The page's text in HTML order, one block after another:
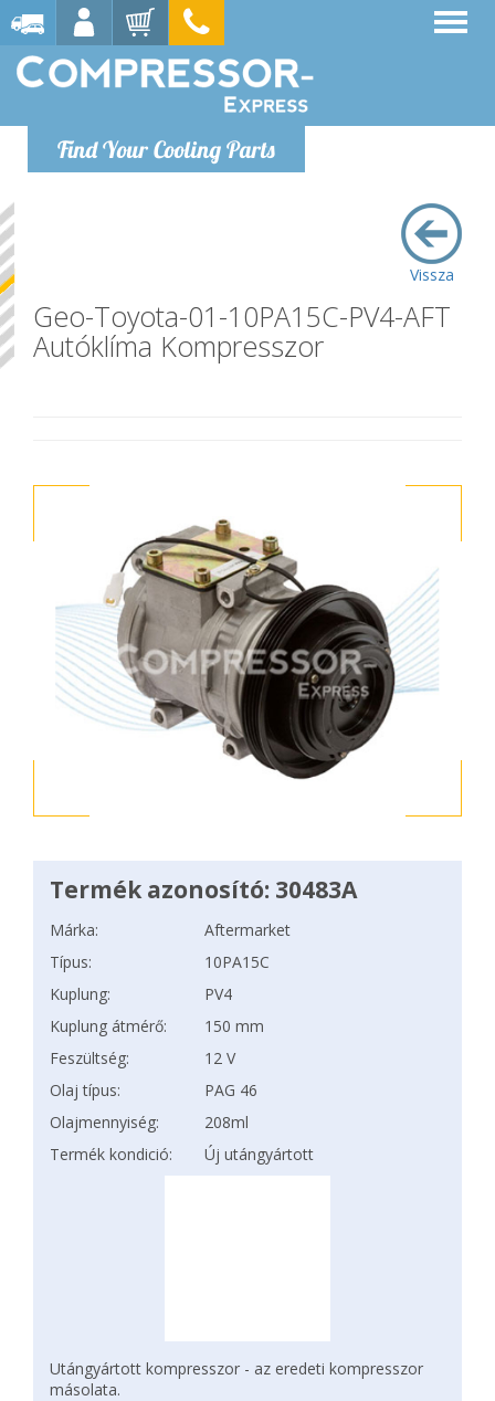
Find Your Cooling Parts
Vissza
Geo-Toyota-01-10PA15C-PV4-AFT
Autóklíma Kompresszor
Termék azonosító: 30483A
Márka:
Aftermarket
Típus:
10PA15C
Kuplung:
PV4
Kuplung átmérő:
150 mm
Feszültség:
12 V
Olaj típus:
PAG 46
Olajmennyiség:
208ml
Termék kondició:
Új utángyártott
Utángyártott kompresszor - az eredeti kompresszor
másolata.